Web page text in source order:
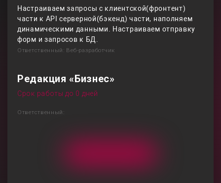
Настраиваем запросы c клиентской(фронтент)
части к API серверной(бэкенд) части, наполняем
динамическими данными. Настраиваем отправку
форм и запросов к БД.
Ответственный: Веб-разработчик
Редакция «Бизнес»
Срок работы до 0 дней
Ответственный: